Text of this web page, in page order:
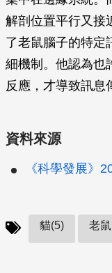
解剖位置平行又接
了老鼠腦子的特定
細機制。他認為也
反應，才導致訊息
資料來源
《科學發展》
貓(5) 老